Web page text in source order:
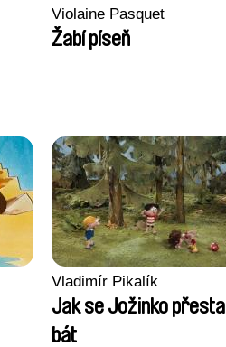
Violaine Pasquet
Žabí píseň
Vladimír Pikalík
Jak se Jožinko přestal
bát